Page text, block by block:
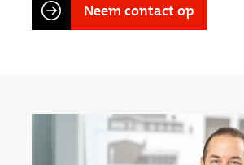
Neem contact op